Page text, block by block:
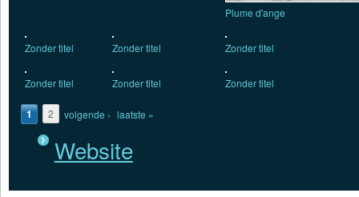
Plume d'ange
Zonder titel Zonder titel Zonder titel
Zonder titel Zonder titel Zonder titel
Pagina's
1 2 volgende › laatste »
Website